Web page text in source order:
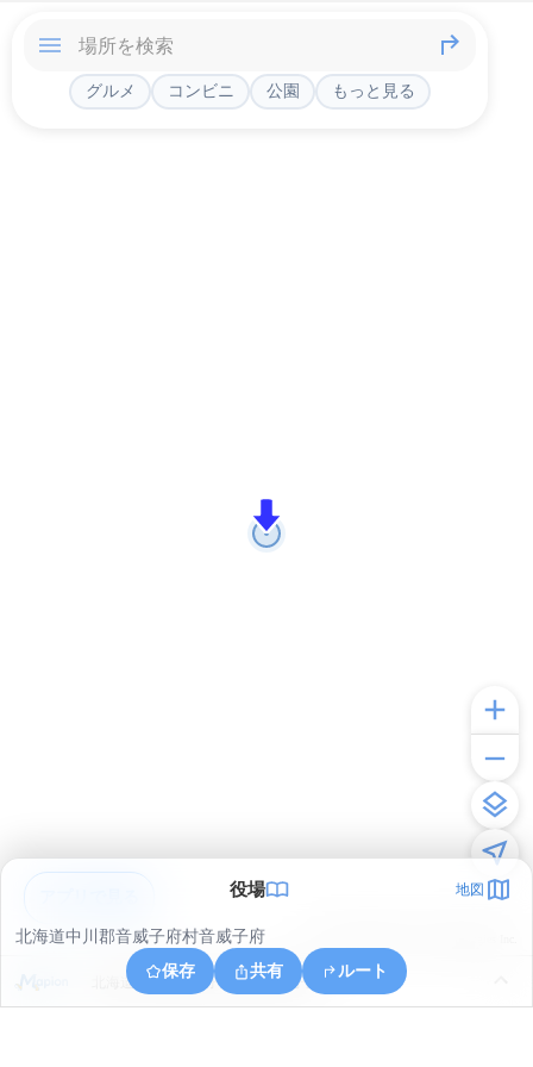
グルメ コンビニ 公園 もっと見る
役場 地図
北海道中川郡音威子府村音威子府
保存
共有 ルート
北海道中川郡音威子府村字音威子府